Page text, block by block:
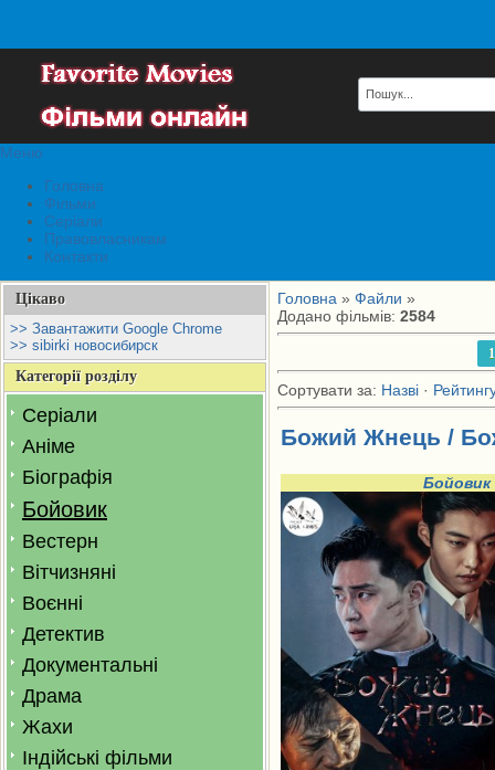
Меню
Головна
Фільми
Серіали
Правовласникам
Контакти
Цікаво
>> Завантажити Google Chrome
>> sibirki новосибирск
Категорії розділу
Серіали
Аніме
Біографія
Бойовик
Вестерн
Вітчизняні
Воєнні
Детектив
Документальні
Драма
Жахи
Індійські фільми
Головна » Файли »
Додано фільмів: 2584
Сортувати за: Назві ·
Божий Жнець /
Бойовик